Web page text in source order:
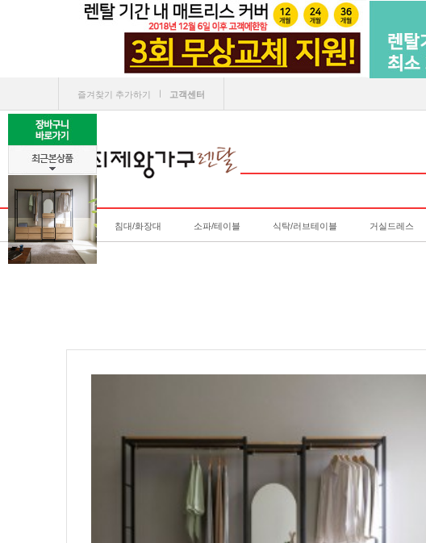
즐겨찾기 추가하기 ㅣ 고객센터
침대/화장대 소파/테이블 식탁/러브테이블 거실드레스